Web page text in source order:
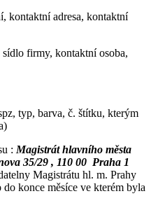
kontaktní adresa, kontaktní
firmy, kontaktní osoba,
typ, barva, č. štítku, kterým
: Magistrát hlavního města
35/29 , 110 00 Praha 1
Magistrátu hl. m. Prahy
konce měsíce ve kterém byla